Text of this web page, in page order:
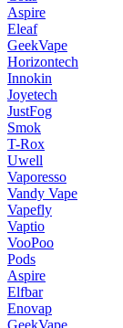
Aspire
Eleaf
GeekVape
Horizontech
Innokin
Joyetech
JustFog
Smok
T-Rox
Uwell
Vaporesso
Vandy Vape
Vapefly
Vaptio
VooPoo
Pods
Aspire
Elfbar
Enovap